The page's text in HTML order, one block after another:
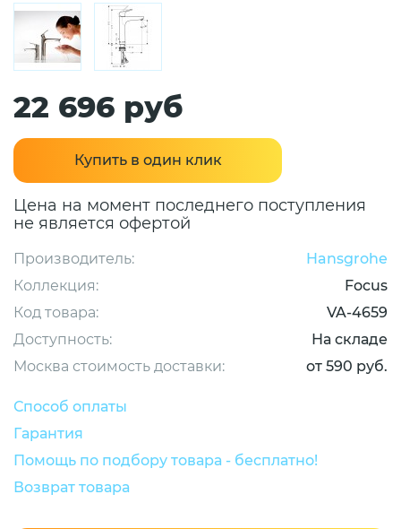
22 696 руб
Купить в один клик
Цена на момент последнего поступления
не является офертой
Производитель:
Hansgrohe
Коллекция:
Focus
Код товара:
VA-4659
Доступность:
На складе
Москва стоимость доставки:
от 590 руб.
Способ оплаты
Гарантия
Помощь по подбору товара - бесплатно!
Возврат товара